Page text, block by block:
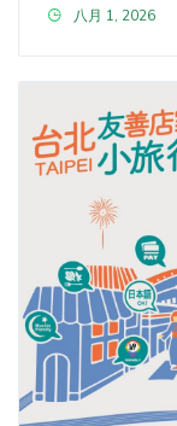
八月 1, 2026